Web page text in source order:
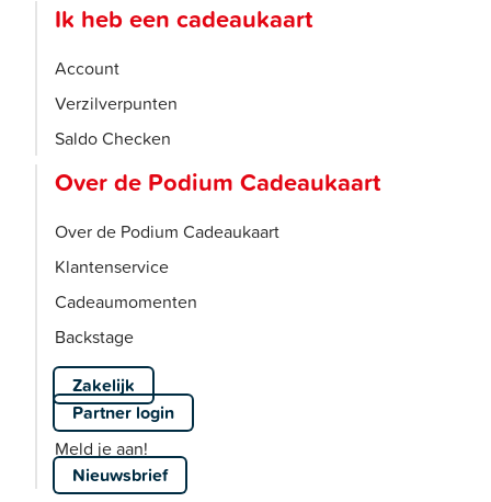
Ik heb een cadeaukaart
Account
Verzilverpunten
Saldo Checken
Over de Podium Cadeaukaart
Over de Podium Cadeaukaart
Klantenservice
Cadeaumomenten
Backstage
Zakelijk
Partner login
Meld je aan!
Nieuwsbrief